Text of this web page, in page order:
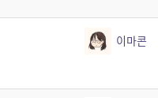
이마콘